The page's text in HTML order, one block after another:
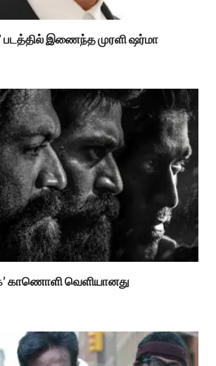
படத்தில் இணைந்த முரளி ஷர்மா
காணொளி வெளியானது